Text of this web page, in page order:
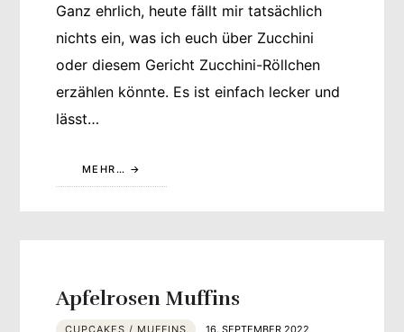
Ganz ehrlich, heute fällt mir tatsächlich
nichts ein, was ich euch über Zucchini
oder diesem Gericht Zucchini-Röllchen
erzählen könnte. Es ist einfach lecker und
lässt…
MEHR…
Apfelrosen Muffins
CUPCAKES / MUFFINS 16. SEPTEMBER 2022